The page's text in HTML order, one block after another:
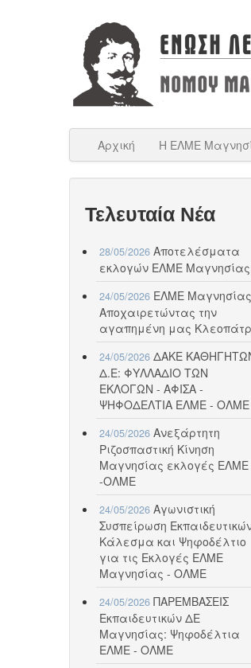
Αρχική Η ΕΛΜΕ
Τελευταία Νέα
28/05/2026 Αποτελέσματα
εκλογών ΕΛΜΕ Μαγνησίας
24/05/2026 ΕΛΜΕ
Αποχαιρετώντας την
αγαπημένη μας
24/05/2026 ΔΑΚΕ
Δ.Ε: ΦΥΛΛΑΔΙΟ ΤΩΝ
ΕΚΛΟΓΩΝ - ΑΦΙΣΑ -
ΨΗΦΟΔΕΛΤΙΑ ΕΛΜΕ - ΟΛΜΕ
24/05/2026 Ανεξάρτητη
Ριζοσπαστική Κίνηση
Μαγνησίας εκλογές ΕΛΜΕ
-ΟΛΜΕ
24/05/2026 Αγωνιστική
Συσπείρωση
Κάλεσμα και Ψηφοδέλτιο
για τις Εκλογές ΕΛΜΕ
Μαγνησίας - ΟΛΜΕ
24/05/2026 ΠΑΡΕΜΒΑΣΕΙΣ
Εκπαιδευτικών ΔΕ
Μαγνησίας: Ψηφοδέλτια
ΕΛΜΕ - ΟΛΜΕ